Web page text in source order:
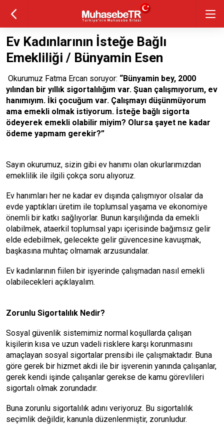
Ev Kadınlarının İsteğe Bağlı
Emekliliği / Bünyamin Esen
Okurumuz Fatma Ercan soruyor: “Bünyamin bey, 2000
yılından bir yıllık sigortalılığım var. Şuan çalışmıyorum, ev
hanımıyım. İki çocuğum var. Çalışmayı düşünmüyorum
ama emekli olmak istiyorum. İsteğe bağlı sigorta
ödeyerek emekli olabilir miyim? Olursa şayet ne kadar
ödeme yapmam gerekir?”
Sayın okurumuz, sizin gibi ev hanımı olan okurlarımızdan
emeklilik ile ilgili çokça soru alıyoruz.
Ev hanımları her ne kadar ev dışında çalışmıyor olsalar da
evde yaptıkları üretim ile toplumsal yaşama ve ekonomiye
önemli bir katkı sağlıyorlar. Bunun karşılığında da emekli
olabilmek, ataerkil toplumsal yapı içerisinde bağımsız gelir
elde edebilmek, gelecekte gelir güvencesine kavuşmak,
başkasına muhtaç olmamak arzusundalar.
Ev kadınlarının fiilen bir işyerinde çalışmadan nasıl emekli
olabilecekleri açıklayalım.
Zorunlu Sigortalılık Nedir?
Sosyal güvenlik sistemimiz normal koşullarda çalışan
kişilerin kısa ve uzun vadeli risklere karşı korunmasını
amaçlayan sosyal sigortalar prensibi ile çalışmaktadır. Buna
göre gerek bir hizmet akdi ile bir işverenin yanında çalışanlar,
gerek kendi işinde çalışanlar gerekse de kamu görevlileri
sigortalı olmak zorundadır.
Buna zorunlu sigortalılık adını veriyoruz. Bu sigortalılık
seçimlik değildir, kanunla düzenlenmiştir, zorunludur.